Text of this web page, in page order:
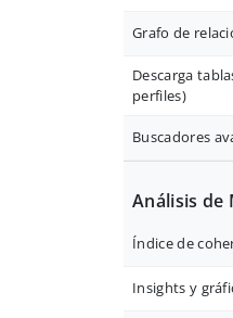
Grafo de
Descarga
perfiles)
Buscadores
Análisis de
Índice de
Insights y